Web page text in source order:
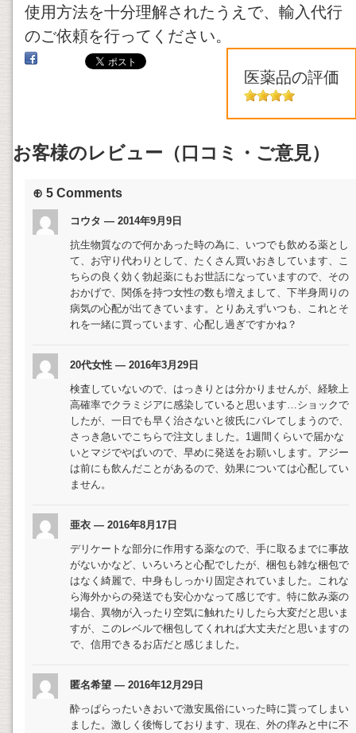
使用方法を十分理解されたうえで、輸入代行
のご依頼を行ってください。
医薬品の評価
お客様のレビュー（口コミ・ご意見）
⊕ 5 Comments
コウタ — 2014年9月9日
抗生物質なので何かあった時の為に、いつでも飲める薬とし
て、お守り代わりとして、たくさん買いおきしています、こ
ちらの良く効く勃起薬にもお世話になっていますので、その
おかげで、関係を持つ女性の数も増えまして、下半身周りの
病気の心配が出てきています。とりあえずいつも、これとそ
れを一緒に買っています、心配し過ぎですかね？
20代女性 — 2016年3月29日
検査していないので、はっきりとは分かりませんが、経験上
高確率でクラミジアに感染していると思います…ショックで
したが、一日でも早く治さないと彼氏にバレてしまうので、
さっき急いでこちらで注文しました。1週間くらいで届かな
いとマジでやばいので、早めに発送をお願いします。アジー
は前にも飲んだことがあるので、効果については心配してい
ません。
亜衣 — 2016年8月17日
デリケートな部分に作用する薬なので、手に取るまでに事故
がないかなど、いろいろと心配でしたが、梱包も雑な梱包で
はなく綺麗で、中身もしっかり固定されていました。これな
ら海外からの発送でも安心かなって感じです。特に飲み薬の
場合、異物が入ったり空気に触れたりしたら大変だと思いま
すが、このレベルで梱包してくれれば大丈夫だと思いますの
で、信用できるお店だと感じました。
匿名希望 — 2016年12月29日
酔っぱらったいきおいで激安風俗にいった時に貰ってしまい
ました。激しく後悔しております、現在、外の痒みと中に不